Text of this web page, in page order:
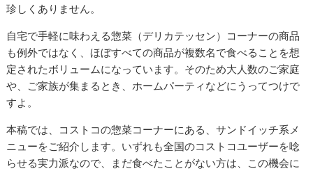
珍しくありません。
自宅で手軽に味わえる惣菜（デリカテッセン）コーナーの商品
も例外ではなく、ほぼすべての商品が複数名で食べることを想
定されたボリュームになっています。そのため大人数のご家庭
や、ご家族が集まるとき、ホームパーティなどにうってつけで
すよ。
本稿では、コストコの惣菜コーナーにある、サンドイッチ系メ
ニューをご紹介します。いずれも全国のコストコユーザーを唸
らせる実力派なので、まだ食べたことがない方は、この機会に